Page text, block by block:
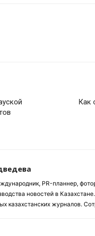
Как
PR-планнер,
новостей в
казахстанских журналов.